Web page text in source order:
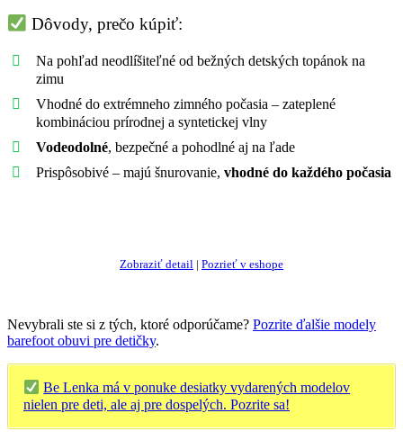
Dôvody, prečo kúpiť:
Na pohľad neodlíšiteľné od bežných detských topánok na
zimu
Vhodné do extrémneho zimného počasia – zateplené
kombináciou prírodnej a syntetickej vlny
Vodeodolné, bezpečné a pohodlné aj na ľade
Prispôsobivé – majú šnurovanie, vhodné do každého počasia
Zobraziť detail | Pozrieť v eshope
Nevybrali ste si z tých, ktoré odporúčame? Pozrite ďalšie modely
barefoot obuvi pre detičky.
Be Lenka má v ponuke desiatky vydarených modelov
nielen pre deti, ale aj pre dospelých. Pozrite sa!